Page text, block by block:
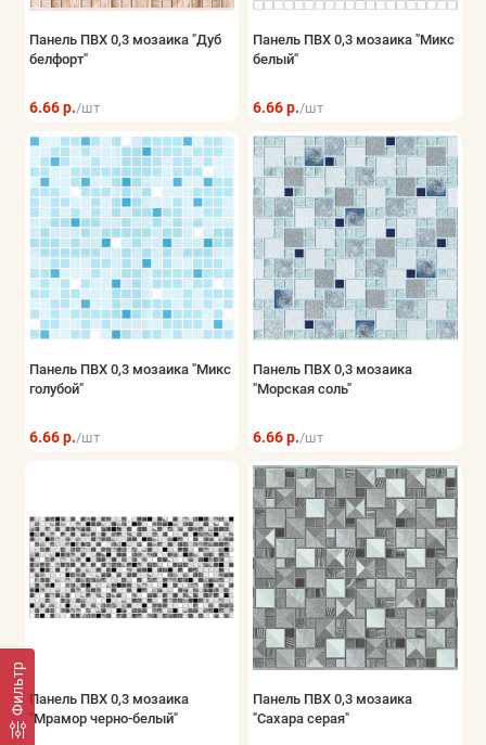
Фильтр
Панель ПВХ 0,3 мозаика "Дуб
белфорт"
6.66 р./шт
Панель ПВХ 0,3 мозаика "Микс
белый"
6.66 р./шт
Панель ПВХ 0,3 мозаика "Микс
голубой"
6.66 р./шт
Панель ПВХ 0,3 мозаика
"Морская соль"
6.66 р./шт
Панель ПВХ 0,3 мозаика
"Мрамор черно-белый"
Панель ПВХ 0,3 мозаика
"Сахара серая"